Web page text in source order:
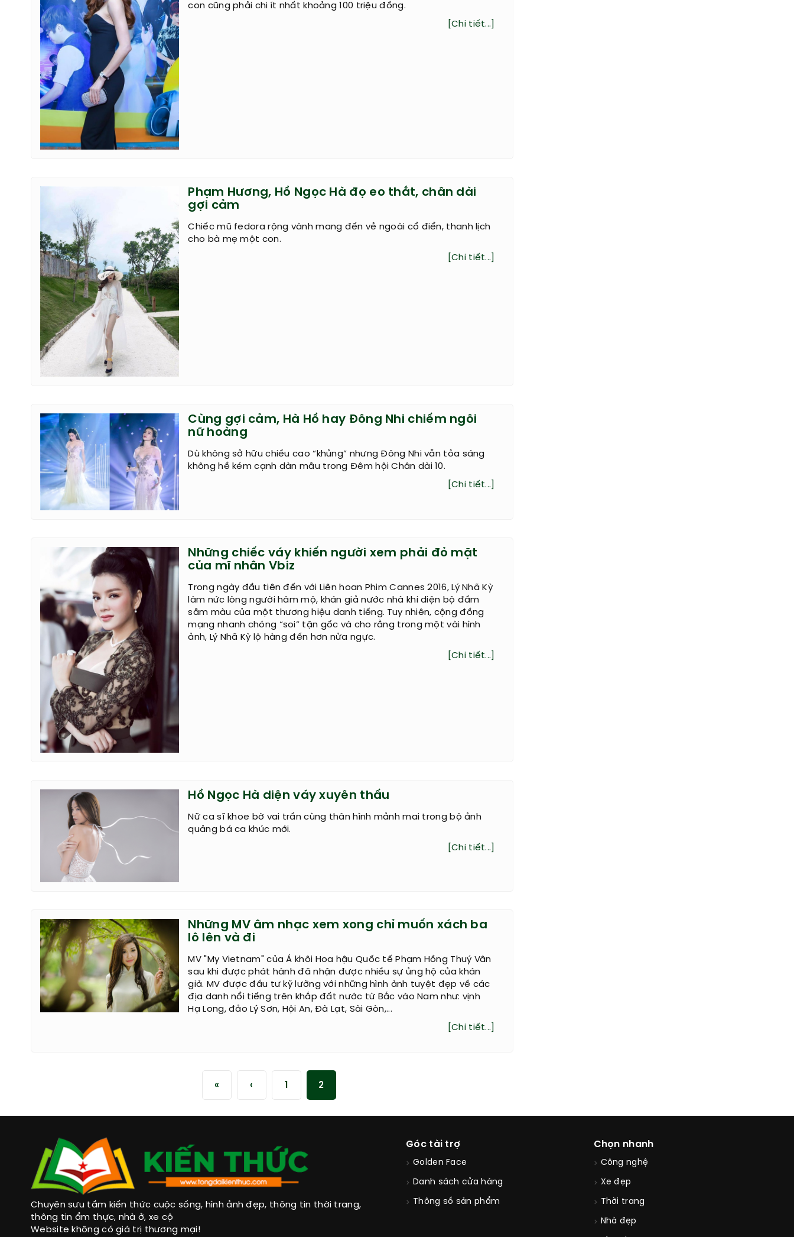
con cũng phải chi ít nhất khoảng 100 triệu đồng.
[Chi tiết...]
Phạm Hương, Hồ Ngọc Hà đọ eo thắt, chân dài
gợi cảm
Chiếc mũ fedora rộng vành mang đến vẻ ngoài cổ điển, thanh lịch
cho bà mẹ một con.
[Chi tiết...]
Cùng gợi cảm, Hà Hồ hay Đông Nhi chiếm ngôi
nữ hoàng
Dù không sở hữu chiều cao “khủng” nhưng Đông Nhi vẫn tỏa sáng
không hề kém cạnh dàn mẫu trong Đêm hội Chân dài 10.
[Chi tiết...]
Những chiếc váy khiến người xem phải đỏ mặt
của mĩ nhân Vbiz
Trong ngày đầu tiên đến với Liên hoan Phim Cannes 2016, Lý Nhã Kỳ
làm nức lòng người hâm mộ, khán giả nước nhà khi diện bộ đầm
sẫm màu của một thương hiệu danh tiếng. Tuy nhiên, cộng đồng
mạng nhanh chóng “soi” tận gốc và cho rằng trong một vài hình
ảnh, Lý Nhã Kỳ lộ hàng đến hơn nửa ngực.
[Chi tiết...]
Hồ Ngọc Hà diện váy xuyên thấu
Nữ ca sĩ khoe bờ vai trần cùng thân hình mảnh mai trong bộ ảnh
quảng bá ca khúc mới.
[Chi tiết...]
Những MV âm nhạc xem xong chỉ muốn xách ba
lô lên và đi
MV "My Vietnam" của Á khôi Hoa hậu Quốc tế Phạm Hồng Thuý Vân
sau khi được phát hành đã nhận được nhiều sự ủng hộ của khán
giả. MV được đầu tư kỹ lưỡng với những hình ảnh tuyệt đẹp về các
địa danh nổi tiếng trên khắp đất nước từ Bắc vào Nam như: vịnh
Hạ Long, đảo Lý Sơn, Hội An, Đà Lạt, Sài Gòn,...
[Chi tiết...]
« ‹ 2
Chuyên sưu tầm kiến thức cuộc sống, hình ảnh đẹp, thông tin thời trang,
thông tin ẩm thực, nhà ở, xe cộ
Website không có giá trị thương mại!
Góc tài trợ
Golden Face
Danh sách cửa hàng
Thông số sản phẩm
Chọn nhanh
Công nghệ
Xe đẹp
Thời trang
Nhà đẹp